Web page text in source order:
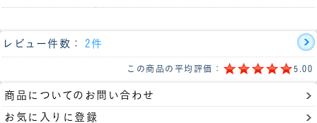
レビュー件数： 2件
この商品の平均評価： 5.00
商品についてのお問い合わせ
お気に入りに登録